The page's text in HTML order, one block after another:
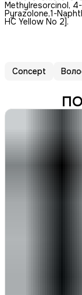
Methylresorcinol,
Pyrazolone,1-
HC Yellow No 2].
Concept